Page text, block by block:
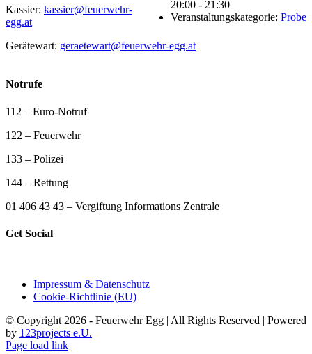
20:00 - 21:30
Veranstaltungskategorie: Probe
Kassier: kassier@feuerwehr-
egg.at
Gerätewart: geraetewart@feuerwehr-egg.at
Notrufe
112 – Euro-Notruf
122 – Feuerwehr
133 – Polizei
144 – Rettung
01 406 43 43 – Vergiftung Informations Zentrale
Get Social
Impressum & Datenschutz
Cookie-Richtlinie (EU)
© Copyright 2026 - Feuerwehr Egg | All Rights Reserved | Powered
by 123projects e.U.
Page load link